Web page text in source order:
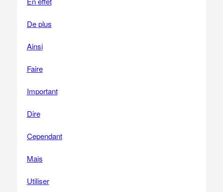
De plus
Ainsi
Faire
Important
Dire
Cependant
Mais
Utiliser